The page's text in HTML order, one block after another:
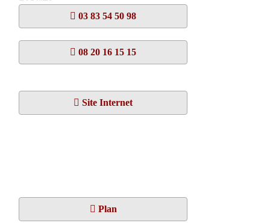
03 83 54 50 98
08 20 16 15 15
Site Internet
Plan